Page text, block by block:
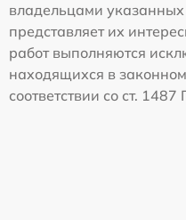
владельцами
представляет их
работ выполняются
находящихся в
соответствии со ст.